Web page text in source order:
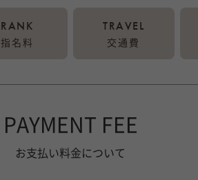
RANK
指名料
TRAVEL
交通費
PAYMENT FEE
お支払い料金について